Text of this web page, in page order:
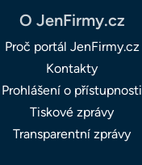
O JenFirmy.cz
Proč portál JenFirmy.cz
Kontakty
Prohlášení o přístupnosti
Tiskové zprávy
Transparentní zprávy